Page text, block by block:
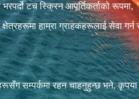
टच स्क्रिन आपूर्तिकर्ताको रूपमा,
हाम्रा ग्राहकहरूलाई सेवा
सम्पर्कमा रहन चाहनुहुन्छ भने, कृपया